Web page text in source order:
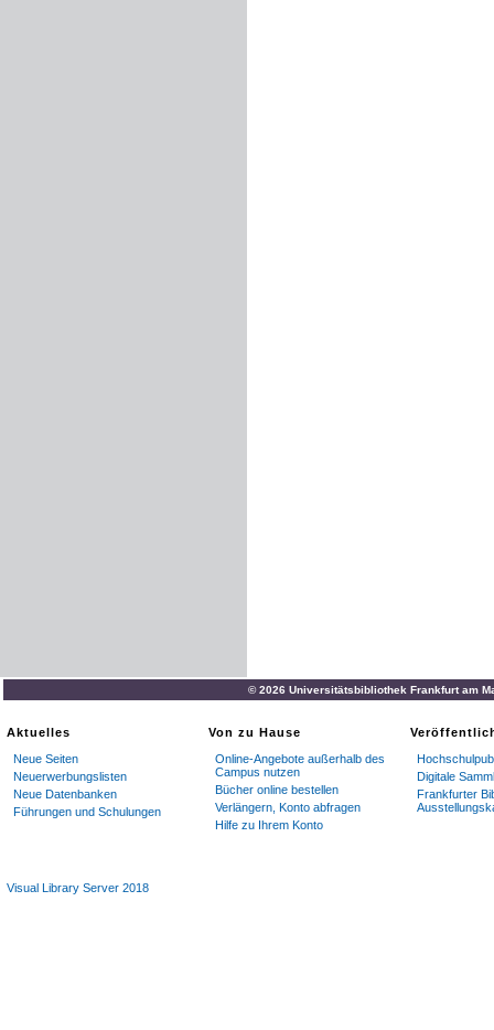
© 2026 Universitätsbibliothek Frankfurt am
Aktuelles
Neue Seiten
Neuerwerbungslisten
Neue Datenbanken
Führungen und Schulungen
Von zu Hause
Online-Angebote außerhalb des
Campus nutzen
Bücher online bestellen
Verlängern, Konto abfragen
Hilfe zu Ihrem Konto
Digitale
Frankfurter
Visual Library Server 2018